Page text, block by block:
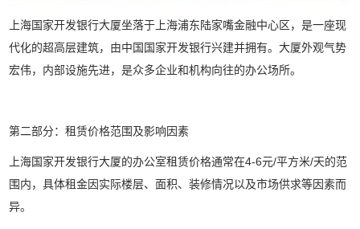
上海国家开发银行大厦坐落于上海浦东陆家嘴金融中心区，是一座现
代化的超高层建筑，由中国国家开发银行兴建并拥有。大厦外观气势
宏伟，内部设施先进，是众多企业和机构向往的办公场所。
第二部分：租赁价格范围及影响因素
上海国家开发银行大厦的办公室租赁价格通常在4-6元/平方米/天的范
围内，具体租金因实际楼层、面积、装修情况以及市场供求等因素而
异。